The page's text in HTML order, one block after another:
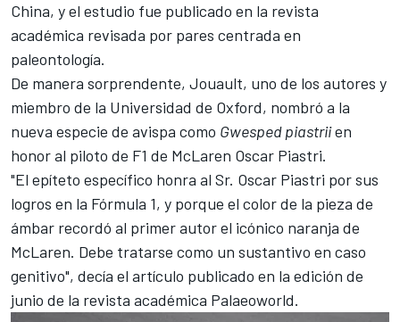
China, y el estudio fue publicado en la revista
académica revisada por pares centrada en
paleontología.
De manera sorprendente, Jouault, uno de los autores y
miembro de la Universidad de Oxford, nombró a la
nueva especie de avispa como Gwesped piastriien
honor al piloto de F1 de McLaren Oscar Piastri.
"El epíteto específico honra al Sr. Oscar Piastri por sus
logros en la Fórmula 1, y porque el color de la pieza de
ámbar recordó al primer autor el icónico naranja de
McLaren. Debe tratarse como un sustantivo en caso
genitivo", decía el artículo publicado en la edición de
junio de la revista académica Palaeoworld.